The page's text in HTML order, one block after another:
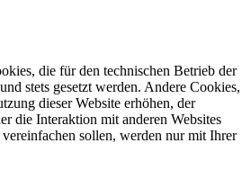
die für den technischen Betrieb der
stets gesetzt werden. Andere Cookies,
dieser Website erhöhen, der
die Interaktion mit anderen Websites
sollen, werden nur mit Ihrer